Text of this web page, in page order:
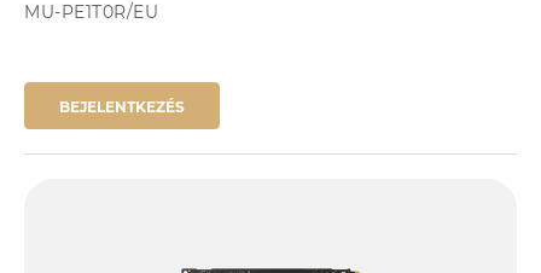
MU-PE1T0R/EU
BEJELENTKEZÉS